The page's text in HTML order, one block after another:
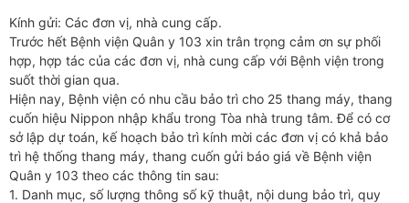
Kính gửi: Các đơn vị, nhà cung cấp.
Trước hết Bệnh viện Quân y 103 xin trân trọng cảm ơn sự phối
hợp, hợp tác của các đơn vị, nhà cung cấp với Bệnh viện trong
suốt thời gian qua.
Hiện nay, Bệnh viện có nhu cầu bảo trì cho 25 thang máy, thang
cuốn hiệu Nippon nhập khẩu trong Tòa nhà trung tâm. Để có cơ
sở lập dự toán, kế hoạch bảo trì kính mời các đơn vị có khả bảo
trì hệ thống thang máy, thang cuốn gửi báo giá về Bệnh viện
Quân y 103 theo các thông tin sau:
1. Danh mục, số lượng thông số kỹ thuật, nội dung bảo trì, quy